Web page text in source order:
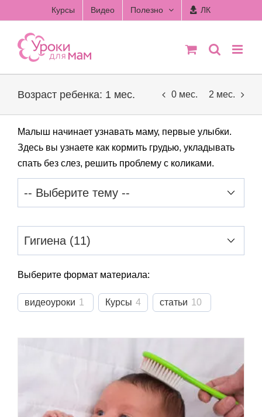
to
content
Курсы Видео Полезно ЛК
Возраст ребенка: 1 мес. 0 мес. 2 мес.
Малыш начинает узнавать маму, первые улыбки.
Здесь вы узнаете как кормить грудью, укладывать
спать без слез, решить проблему с коликами.
Выберите формат материала:
видеоуроки 1 Курсы 4 статьи 10